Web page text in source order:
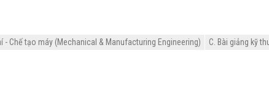
- Chế tạo máy (Mechanical & Manufacturing Engineering) C. Bài giảng kỹ